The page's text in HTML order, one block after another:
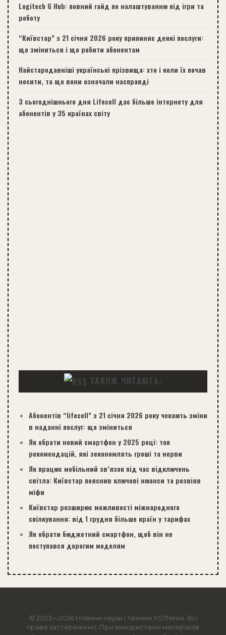
Logitech G Hub: повний гайд по налаштуванню під ігри та
роботу
“Київстар” з 21 січня 2026 року припиняє деякі послуги:
що зміниться і що робити абонентам
Найстародавніші українські прізвища: хто і коли їх почав
носити, та що вони означали насправді
З сьогоднішнього дня Lifecell дає більше інтернету для
абонентів у 35 країнах світу
ТАКОЖ ЧИТАЮТЬ:
Абонентів “lifecell” з 21 січня 2026 року чекають зміни
в наданні послуг: що зміниться
Як обрати новий смартфон у 2025 році: топ
рекомендацій, які зекономлять гроші та нерви
Як працює мобільний зв’язок під час відключень
світла: Київстар пояснив ключові нюанси та розвіяв
міфи
Київстар розширює можливості міжнародного
спілкування: від 1 грудня більше країн у тарифах
Як обрати бюджетний смартфон, щоб він не
поступався дорогим моделям
© 2023—2026 Новини науки і техніки YSTNews. Всі
права застережено. При використанні матеріалів